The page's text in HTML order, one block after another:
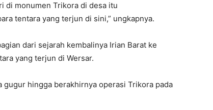
di monumen Trikora di desa itu
tentara yang terjun di sini,” ungkapnya.
dari sejarah kembalinya Irian Barat ke
yang terjun di Wersar.
hingga berakhirnya operasi Trikora pada